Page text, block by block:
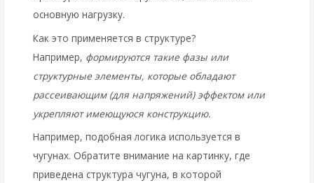
основную нагрузку.
Как это применяется в структуре?
Например, формируются такие фазы или
структурные элементы, которые обладают
рассеивающим (для напряжений) эффектом или
укрепляют имеющуюся конструкцию.
Например, подобная логика используется в
чугунах. Обратите внимание на картинку, где
приведена структура чугуна, в которой